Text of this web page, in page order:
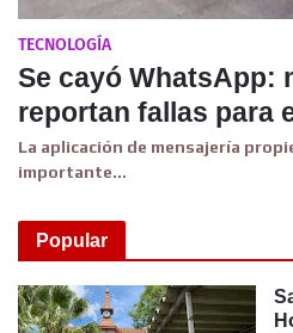
TECNOLOGÍA
Se cayó WhatsApp:
reportan fallas para
La aplicación de mensajería
importante…
Popular